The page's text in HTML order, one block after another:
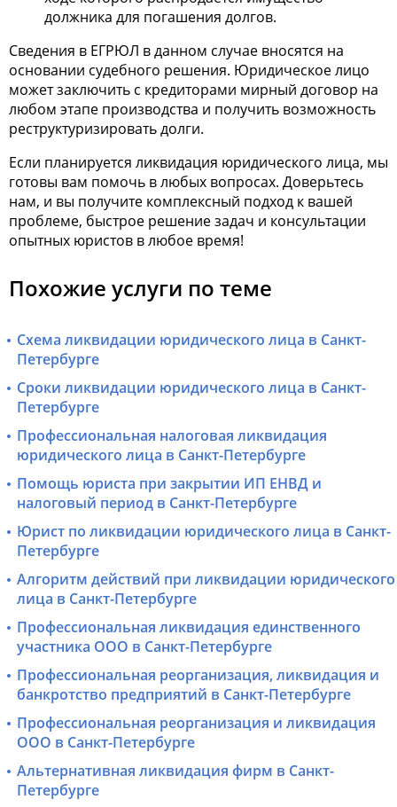
должника для погашения долгов.
Сведения в ЕГРЮЛ в данном случае вносятся на
основании судебного решения. Юридическое лицо
может заключить с кредиторами мирный договор на
любом этапе производства и получить возможность
реструктуризировать долги.
Если планируется ликвидация юридического лица, мы
готовы вам помочь в любых вопросах. Доверьтесь
нам, и вы получите комплексный подход к вашей
проблеме, быстрое решение задач и консультации
опытных юристов в любое время!
Похожие услуги по теме
Схема ликвидации юридического лица в Санкт-
Петербурге
Сроки ликвидации юридического лица в Санкт-
Петербурге
Профессиональная налоговая ликвидация
юридического лица в Санкт-Петербурге
Помощь юриста при закрытии ИП ЕНВД и
налоговый период в Санкт-Петербурге
Юрист по ликвидации юридического лица в Санкт-
Петербурге
Алгоритм действий при ликвидации юридического
лица в Санкт-Петербурге
Профессиональная ликвидация единственного
участника ООО в Санкт-Петербурге
Профессиональная реорганизация, ликвидация и
банкротство предприятий в Санкт-Петербурге
Профессиональная реорганизация и ликвидация
ООО в Санкт-Петербурге
Альтернативная ликвидация фирм в Санкт-
Петербурге